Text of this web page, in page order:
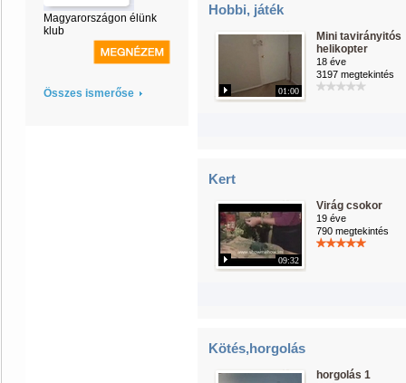
Magyarországon élünk
klub
Összes ismerőse
Hobbi, játék
01:00
Mini tavirányitós
helikopter
18 éve
3197 megtekintés
Kert
09:32
Virág csokor
19 éve
790 megtekintés
Kötés,horgolás
horgolás 1